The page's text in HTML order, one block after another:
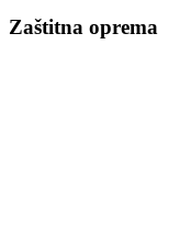
Zaštitna oprema